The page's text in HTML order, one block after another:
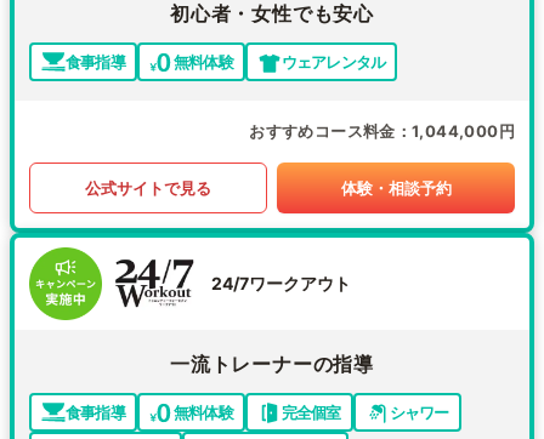
初心者・女性でも安心
食事指導 無料体験 ウェアレンタル
おすすめコース料金 1,044,000円
公式サイトで見る 体験・相談予約
24/7ワークアウト
一流トレーナーの指導
食事指導 無料体験 完全個室
シャワー